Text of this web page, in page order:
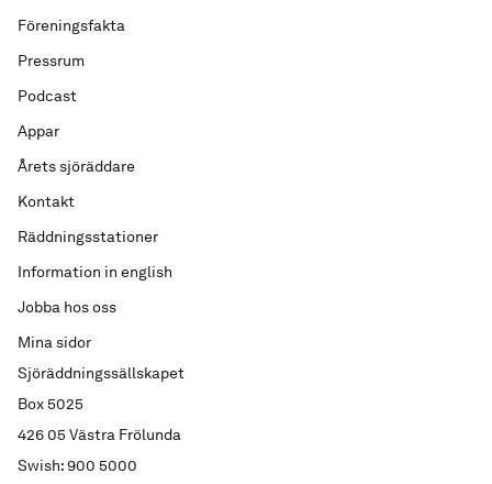
Sjöräddningssällskapet
Box 5025
426 05 Västra Frölunda
Swish: 900 5000
Föreningsfakta
Pressrum
Podcast
Appar
Årets sjöräddare
Kontakt
Räddningsstationer
Information in english
Jobba hos oss
Mina sidor